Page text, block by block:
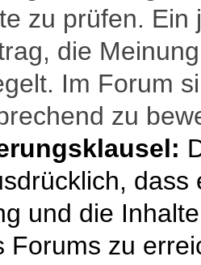
zu prüfen.
die
Im Forum
zu
und die
Forums zu